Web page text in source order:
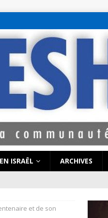
EN ISRAËL ARCHIVES
et de son